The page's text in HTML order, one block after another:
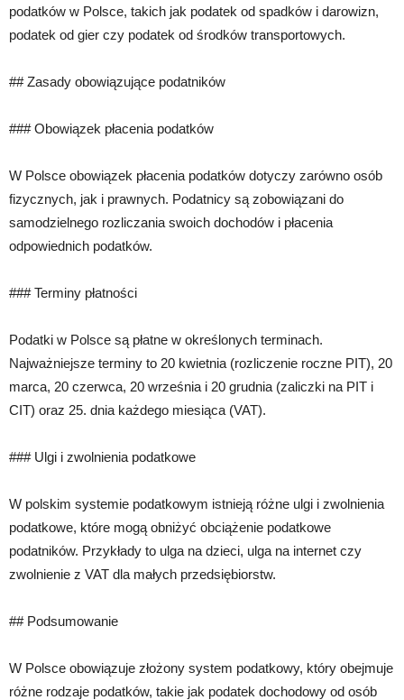
podatków w Polsce, takich jak podatek od spadków i darowizn,
podatek od gier czy podatek od środków transportowych.
## Zasady obowiązujące podatników
### Obowiązek płacenia podatków
W Polsce obowiązek płacenia podatków dotyczy zarówno osób
fizycznych, jak i prawnych. Podatnicy są zobowiązani do
samodzielnego rozliczania swoich dochodów i płacenia
odpowiednich podatków.
### Terminy płatności
Podatki w Polsce są płatne w określonych terminach.
Najważniejsze terminy to 20 kwietnia (rozliczenie roczne PIT), 20
marca, 20 czerwca, 20 września i 20 grudnia (zaliczki na PIT i
CIT) oraz 25. dnia każdego miesiąca (VAT).
### Ulgi i zwolnienia podatkowe
W polskim systemie podatkowym istnieją różne ulgi i zwolnienia
podatkowe, które mogą obniżyć obciążenie podatkowe
podatników. Przykłady to ulga na dzieci, ulga na internet czy
zwolnienie z VAT dla małych przedsiębiorstw.
## Podsumowanie
W Polsce obowiązuje złożony system podatkowy, który obejmuje
różne rodzaje podatków, takie jak podatek dochodowy od osób